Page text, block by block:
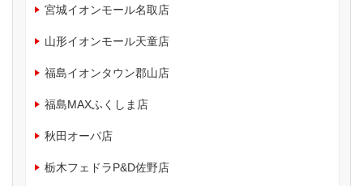
宮城イオンモール名取店
山形イオンモール天童店
福島イオンタウン郡山店
福島MAXふくしま店
秋田オーパ店
栃木フェドラP&D佐野店